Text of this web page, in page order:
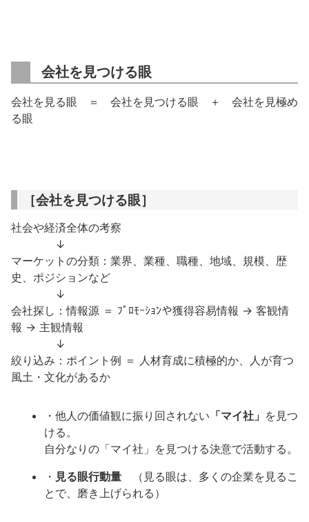
会社を見つける眼
会社を見る眼 ＝ 会社を見つける眼 ＋ 会社を見極め
る眼
［会社を見つける眼］
社会や経済全体の考察
↓
マーケットの分類：業界、業種、職種、地域、規模、歴
史、ポジションなど
↓
会社探し：情報源 ＝ ﾌﾟﾛﾓｰｼｮﾝや獲得容易情報 → 客観情
報 → 主観情報
↓
絞り込み：ポイント例 ＝ 人材育成に積極的か、人が育つ
風土・文化があるか
・他人の価値観に振り回されない 「マイ社」 を見つ
ける。
自分なりの「マイ社」を見つける決意で活動する。
・ 見る眼行動量 （見る眼は、多くの企業を見るこ
とで、磨き上げられる）